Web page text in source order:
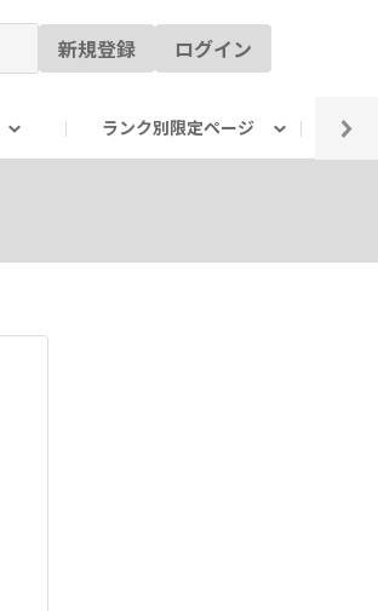
新規登録 ログイン
ランク別限定ページ